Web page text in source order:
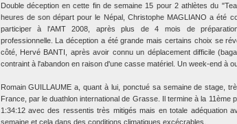
Double déception en cette fin de semaine 15 pour 2 athlètes du
heures de son départ pour le Népal, Christophe MAGLIANO a été
participer à l'AMT 2008, après plus de 4 mois de
professionnelle. La déception a été grande mais certains choix se
côté, Hervé BANTI, après avoir connu un déplacement difficile
contraint à l'abandon en raison d'une casse matériel. Un week-end à
Romain GUILLAUME a, quant à lui, ponctué sa semaine de stage,
France, par le duathlon international de Grasse. Il termine à la 11ème
1:34:12 avec des ressentis très mitigés mais en totale adéquation
semaine et cela dans des conditions climatiques excécrables.